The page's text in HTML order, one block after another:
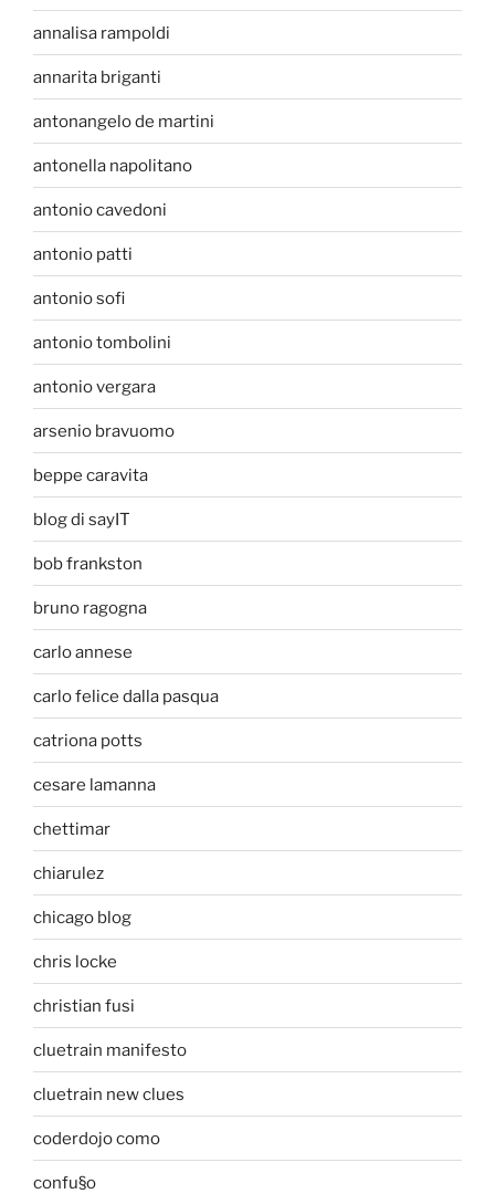
annalisa rampoldi
annarita briganti
antonangelo de martini
antonella napolitano
antonio cavedoni
antonio patti
antonio sofi
antonio tombolini
antonio vergara
arsenio bravuomo
beppe caravita
blog di sayIT
bob frankston
bruno ragogna
carlo annese
carlo felice dalla pasqua
catriona potts
cesare lamanna
chettimar
chiarulez
chicago blog
chris locke
christian fusi
cluetrain manifesto
cluetrain new clues
coderdojo como
confu§o